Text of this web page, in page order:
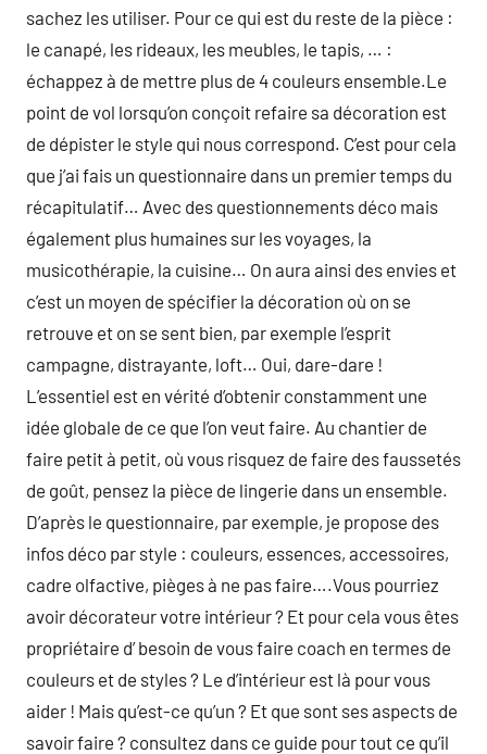
sachez les utiliser. Pour ce qui est du reste de la pièce :
le canapé, les rideaux, les meubles, le tapis, … :
échappez à de mettre plus de 4 couleurs ensemble.Le
point de vol lorsqu’on conçoit refaire sa décoration est
de dépister le style qui nous correspond. C’est pour cela
que j’ai fais un questionnaire dans un premier temps du
récapitulatif… Avec des questionnements déco mais
également plus humaines sur les voyages, la
musicothérapie, la cuisine… On aura ainsi des envies et
c’est un moyen de spécifier la décoration où on se
retrouve et on se sent bien, par exemple l’esprit
campagne, distrayante, loft… Oui, dare-dare !
L’essentiel est en vérité d’obtenir constamment une
idée globale de ce que l’on veut faire. Au chantier de
faire petit à petit, où vous risquez de faire des faussetés
de goût, pensez la pièce de lingerie dans un ensemble.
D’après le questionnaire, par exemple, je propose des
infos déco par style : couleurs, essences, accessoires,
cadre olfactive, pièges à ne pas faire….Vous pourriez
avoir décorateur votre intérieur ? Et pour cela vous êtes
propriétaire d’ besoin de vous faire coach en termes de
couleurs et de styles ? Le d’intérieur est là pour vous
aider ! Mais qu’est-ce qu’un ? Et que sont ses aspects de
savoir faire ? consultez dans ce guide pour tout ce qu’il